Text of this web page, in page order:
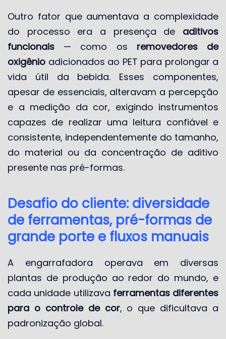
Outro fator que aumentava a complexidade
do processo era a presença de aditivos
funcionais — como os removedores de
oxigênio adicionados ao PET para prolongar a
vida útil da bebida. Esses componentes,
apesar de essenciais, alteravam a percepção
e a medição da cor, exigindo instrumentos
capazes de realizar uma leitura confiável e
consistente, independentemente do tamanho,
do material ou da concentração de aditivo
presente nas pré-formas.
Desafio do cliente: diversidade
de ferramentas, pré-formas de
grande porte e fluxos manuais
A engarrafadora operava em diversas
plantas de produção ao redor do mundo, e
cada unidade utilizava ferramentas diferentes
para o controle de cor, o que dificultava a
padronização global.